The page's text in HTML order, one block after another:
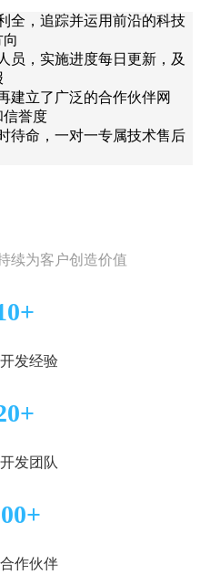
全，追踪并运用前沿的科技
员，实施进度每日更新，及
建立了广泛的合作伙伴网
信誉度
待命，一对一专属技术售后
续为客户创造价值
发经验
发团队
作伙伴